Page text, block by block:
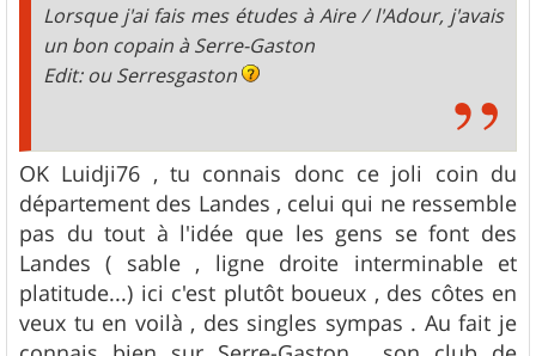
Lorsque j'ai fais mes études à Aire / l'Adour, j'avais
un bon copain à Serre-Gaston
Edit: ou Serresgaston
OK Luidji76 , tu connais donc ce joli coin du
département des Landes , celui qui ne ressemble
pas du tout à l'idée que les gens se font des
Landes ( sable , ligne droite interminable et
platitude...) ici c'est plutôt boueux , des côtes en
veux tu en voilà , des singles sympas . Au fait je